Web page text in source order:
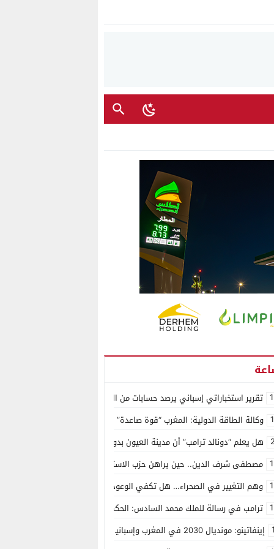
تقرير استخباراتي إسباني يرصد حسابات من الجزائر وأرقاما بـ”213+” ضمن حملة رقمية منظمة حرّضت على اقتحام سبتة
وكالة الطاقة الدولية: المغرب “قوة صاعدة” في سوق المعادن الاستراتيجية
هل يعلم “دونالد ترامب” أن مدينة العيون بدون ماء؟
مصطفى شرف الدين.. حين يراهن حزب الاستقلال على الكفاءة ويمنح الشباب
وهم التغيير في الصحراء… هل تكفي الوعود الفارغة لصناعة الواقع؟
ترامب في رسالة للملك محمد السادس: الحكم الذاتي هو الأساس الوحيد لحل
إينفاتينو: مونديال 2030 في المغرب وإسبانيا والبرتغال سيكون “الأجمل في التاريخ”